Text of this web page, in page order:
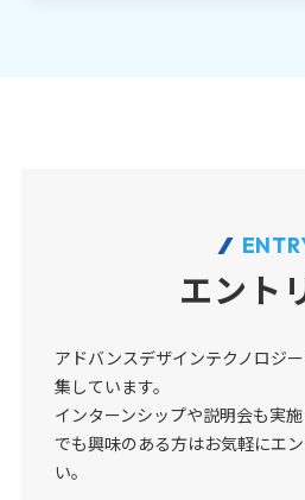
エント
アドバンスデザインテクノロジ
集しています。
インターンシップや説明会も実
でも興味のある方はお気軽にエ
い。